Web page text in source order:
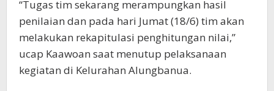
“Tugas tim sekarang merampungkan hasil
penilaian dan pada hari Jumat (18/6) tim akan
melakukan rekapitulasi penghitungan nilai,”
ucap Kaawoan saat menutup pelaksanaan
kegiatan di Kelurahan Alungbanua.